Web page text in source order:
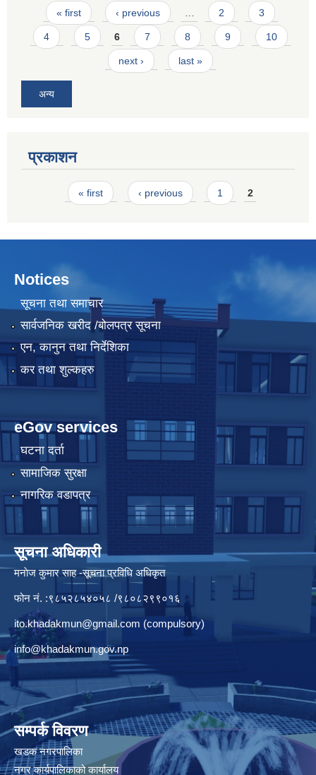
Pages
« first ‹ previous … 2 3
4 5 6 7 8 9 10
next › last »
अन्य
प्रकाशन
Pages« first ‹ previous 1 2
Notices
सूचना तथा समाचार
सार्वजनिक खरीद /बोलपत्र सूचना
एन, कानुन तथा निर्देशिका
कर तथा शुल्कहरु
eGov services
घटना दर्ता
सामाजिक सुरक्षा
नागरिक वडापत्र
सूचना अधिकारी
मनाेज कुमार साह -सूचना प्रविधि अधिकृत
फोन नं. :९८५२८५४०५८ /९८०८२९९०१६
ito.khadakmun@gmail.com (compulsory)
info@khadakmun.gov.np
सम्पर्क विवरण
खडक नगरपालिका
नगर कार्यपालिकाको कार्यालय